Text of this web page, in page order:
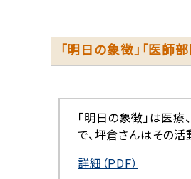
「明日の象徴」「医師
「明日の象徴」は医
で、坪倉さんはその
詳細（PDF）